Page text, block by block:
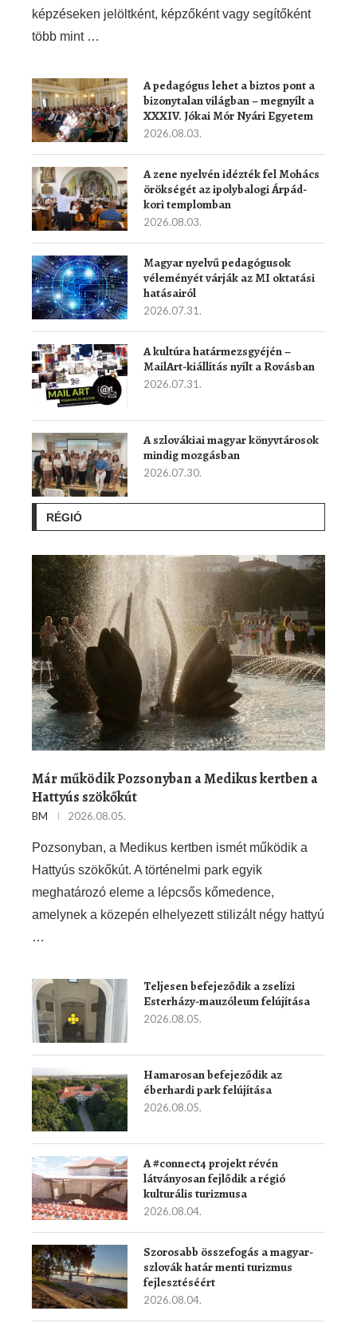
képzéseken jelöltként, képzőként vagy segítőként
több mint …
A pedagógus lehet a biztos pont a
bizonytalan világban – megnyílt a
XXXIV. Jókai Mór Nyári Egyetem
2026.08.03.
A zene nyelvén idézték fel Mohács
örökségét az ipolybalogi Árpád-
kori templomban
2026.08.03.
Magyar nyelvű pedagógusok
véleményét várják az MI oktatási
hatásairól
2026.07.31.
A kultúra határmezsgyéjén –
MailArt-kiállítás nyílt a Rovásban
2026.07.31.
A szlovákiai magyar könyvtárosok
mindig mozgásban
2026.07.30.
RÉGIÓ
Már működik Pozsonyban a Medikus kertben a
Hattyús szökőkút
BM 2026.08.05.
Pozsonyban, a Medikus kertben ismét működik a
Hattyús szökőkút. A történelmi park egyik
meghatározó eleme a lépcsős kőmedence,
amelynek a közepén elhelyezett stilizált négy hattyú
…
Teljesen befejeződik a zselízi
Esterházy-mauzóleum felújítása
2026.08.05.
Hamarosan befejeződik az
éberhardi park felújítása
2026.08.05.
A #connect4 projekt révén
látványosan fejlődik a régió
kulturális turizmusa
2026.08.04.
Szorosabb összefogás a magyar-
szlovák határ menti turizmus
fejlesztéséért
2026.08.04.